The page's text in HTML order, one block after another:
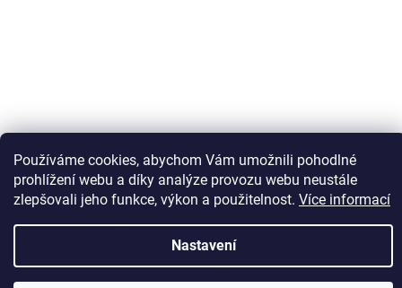
Používáme cookies, abychom Vám umožnili pohodlné
prohlížení webu a díky analýze provozu webu neustále
zlepšovali jeho funkce, výkon a použitelnost. Více informací
Nastavení
Sledovat na Instagramu
Vytvořil Shoptet